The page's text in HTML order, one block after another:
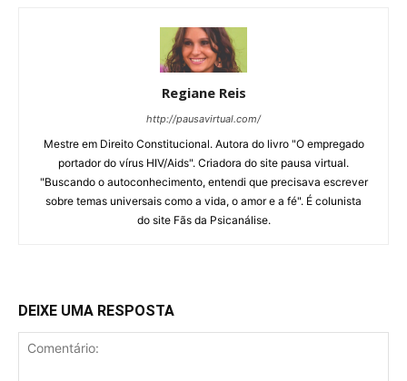
Regiane Reis
http://pausavirtual.com/
Mestre em Direito Constitucional. Autora do livro "O empregado
portador do vírus HIV/Aids". Criadora do site pausa virtual.
"Buscando o autoconhecimento, entendi que precisava escrever
sobre temas universais como a vida, o amor e a fé". É colunista
do site Fãs da Psicanálise.
DEIXE UMA RESPOSTA